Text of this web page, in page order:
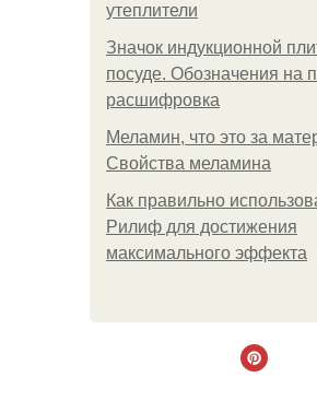
утеплители
Значок индукционной
посуде. Обозначения на
расшифровка
Меламин, что это за
Свойства меламина
Как правильно
Рилиф для достижения
максимального эффекта